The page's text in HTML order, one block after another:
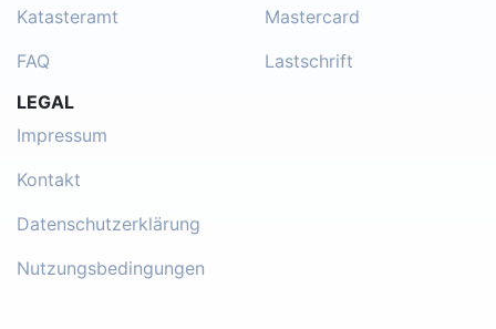
Katasteramt
FAQ
Mastercard
Lastschrift
LEGAL
Impressum
Kontakt
Datenschutzerklärung
Nutzungsbedingungen